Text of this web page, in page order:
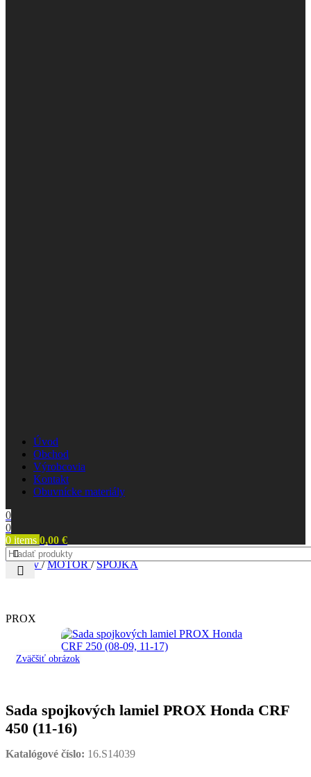
Úvod
Obchod
Výrobcovia
Kontakt
Obuvnícke materiály
0
0
0 items 0,00 €
Domov/ MOTOR/ SPOJKA
PROX
Zväčšiť obrázok
Sada spojkových lamiel PROX Honda CRF
450 (11-16)
Katalógové číslo: 16.S14039